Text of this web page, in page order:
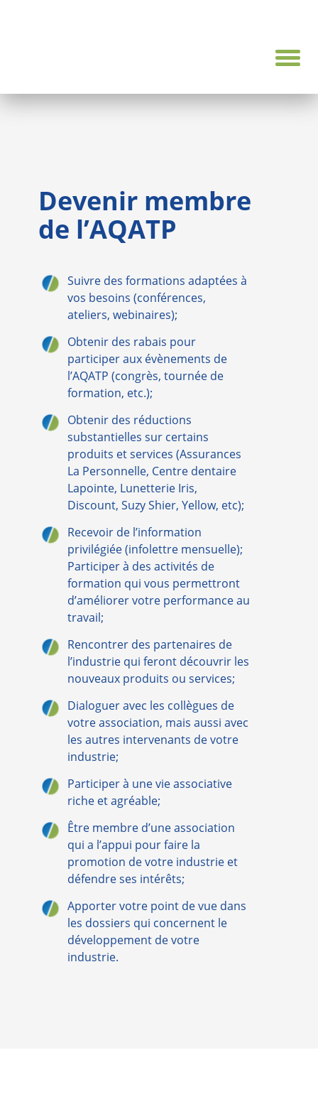
Devenir membre
de l’AQATP
Suivre des formations adaptées à
vos besoins (conférences,
ateliers, webinaires);
Obtenir des rabais pour
participer aux évènements de
l’AQATP (congrès, tournée de
formation, etc.);
Obtenir des réductions
substantielles sur certains
produits et services (Assurances
La Personnelle, Centre dentaire
Lapointe, Lunetterie Iris,
Discount, Suzy Shier, Yellow, etc);
Recevoir de l’information
privilégiée (infolettre mensuelle);
Participer à des activités de
formation qui vous permettront
d’améliorer votre performance au
travail;
Rencontrer des partenaires de
l’industrie qui feront découvrir les
nouveaux produits ou services;
Dialoguer avec les collègues de
votre association, mais aussi avec
les autres intervenants de votre
industrie;
Participer à une vie associative
riche et agréable;
Être membre d’une association
qui a l’appui pour faire la
promotion de votre industrie et
défendre ses intérêts;
Apporter votre point de vue dans
les dossiers qui concernent le
développement de votre
industrie.